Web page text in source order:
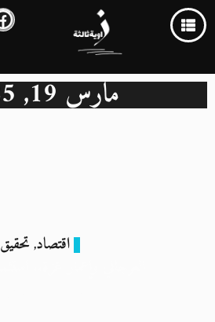
مارس 19, 2025
اقتصاد,تحقيق